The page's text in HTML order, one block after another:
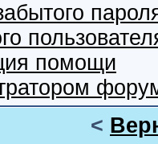
помощи
<